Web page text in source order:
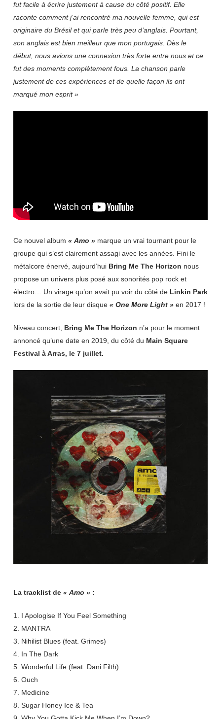
fut facile à écrire justement à cause du côté positif. Elle
raconte comment j’ai rencontré ma nouvelle femme, qui est
originaire du Brésil et qui parle très peu d’anglais. Pourtant,
son anglais est bien meilleur que mon portugais. Dès le
début, nous avions une connexion très forte entre nous et ce
fut des moments complètement fous. La chanson parle
justement de ces expériences et de quelle façon ils ont
marqué mon esprit »
Ce nouvel album « Amo »marque un vrai tournant pour le
groupe qui s’est clairement assagi avec les années. Fini le
métalcore énervé, aujourd’hui Bring Me The Horizon nous
propose un univers plus posé aux sonorités pop rock et
électro… Un virage qu’on avait pu voir du côté de Linkin Park
lors de la sortie de leur disque « One More Light »en 2017 !
Niveau concert, Bring Me The Horizon n’a pour le moment
annoncé qu’une date en 2019, du côté du Main Square
Festival à Arras, le 7 juillet.
La tracklist de « Amo »:
1. I Apologise If You Feel Something
2. MANTRA
3. Nihilist Blues (feat. Grimes)
4. In The Dark
5. Wonderful Life (feat. Dani Filth)
6. Ouch
7. Medicine
8. Sugar Honey Ice & Tea